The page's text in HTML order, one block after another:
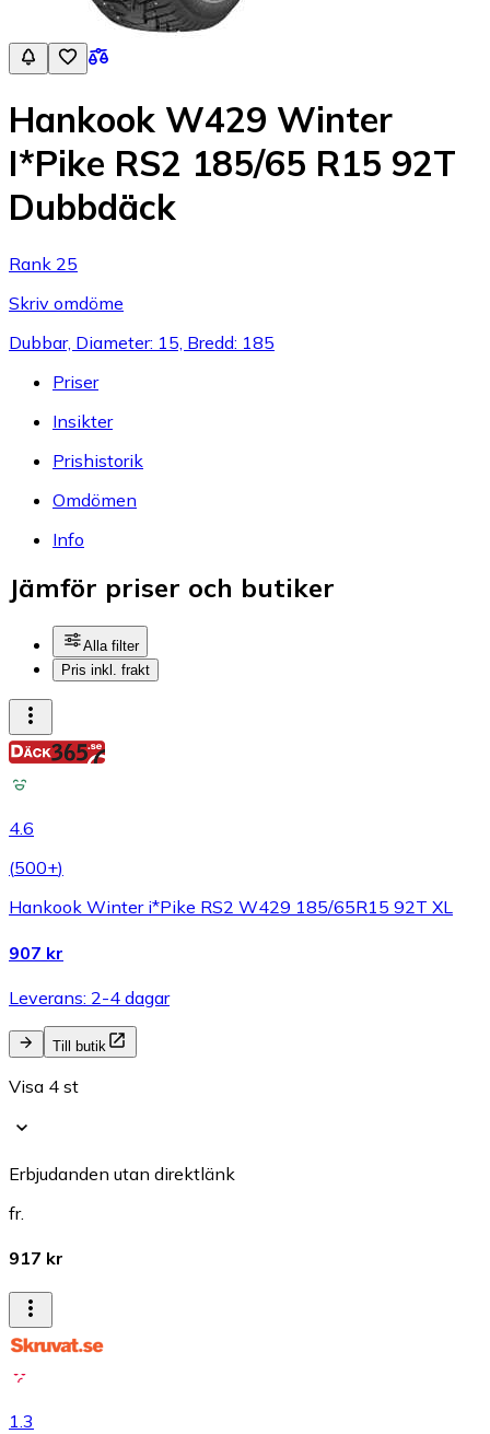
Hankook W429 Winter
I*Pike RS2 185/65 R15 92T
Dubbdäck
Rank 25
Skriv omdöme
Dubbar, Diameter: 15, Bredd: 185
Priser
Insikter
Prishistorik
Omdömen
Info
Jämför priser och butiker
Alla filter
Pris inkl. frakt
4.6
(500+)
Hankook Winter i*Pike RS2 W429 185/65R15 92T XL
907 kr
Leverans: 2-4 dagar
Till butik
Visa 4 st
Erbjudanden utan direktlänk
fr.
917 kr
1.3